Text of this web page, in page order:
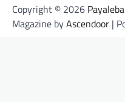
Copyright © 2026
Magazine byAscendoor |